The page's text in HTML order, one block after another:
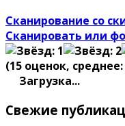
Сканирование со
Сканировать или
(15 оценок, среднее:
Загрузка...
Свежие